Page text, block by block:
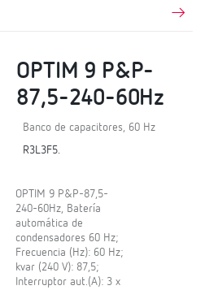
OPTIM 9 P&P-
87,5-240-60Hz
Banco de capacitores, 60 Hz
R3L3F5.
OPTIM 9 P&P-87,5-
240-60Hz, Batería
automática de
condensadores 60 Hz;
Frecuencia (Hz): 60 Hz;
kvar (240 V): 87,5;
Interruptor aut.(A): 3 x